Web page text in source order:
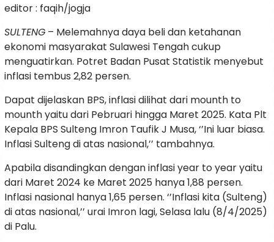
editor : faqih/jogja
SULTENG – Melemahnya daya beli dan ketahanan
ekonomi masyarakat Sulawesi Tengah cukup
menguatirkan. Potret Badan Pusat Statistik menyebut
inflasi tembus 2,82 persen.
Dapat dijelaskan BPS, inflasi dilihat dari mounth to
mounth yaitu dari Pebruari hingga Maret 2025. Kata Plt
Kepala BPS Sulteng Imron Taufik J Musa, ‘’Ini luar biasa.
Inflasi Sulteng di atas nasional,’’ tambahnya.
Apabila disandingkan dengan inflasi year to year yaitu
dari Maret 2024 ke Maret 2025 hanya 1,88 persen.
Inflasi nasional hanya 1,65 persen. ‘’Inflasi kita (Sulteng)
di atas nasional,’’ urai Imron lagi, Selasa lalu (8/4/2025)
di Palu.